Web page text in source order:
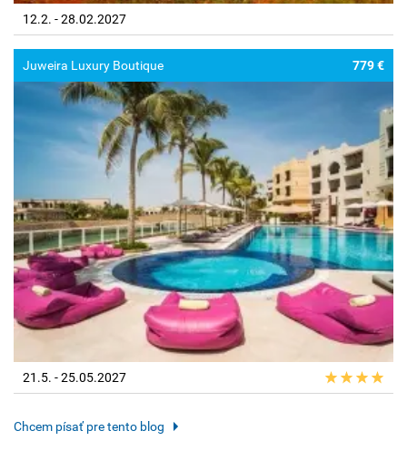
12.2. - 28.02.2027
Juweira Luxury Boutique 779 €
21.5. - 25.05.2027
Chcem písať pre tento blog